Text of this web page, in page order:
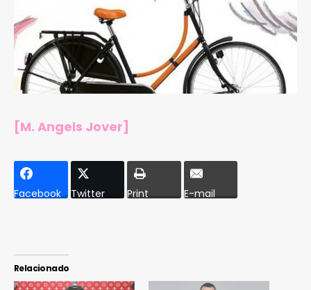
[M. Angels Jover]
Facebook Twitter Print E-mail
Relacionado